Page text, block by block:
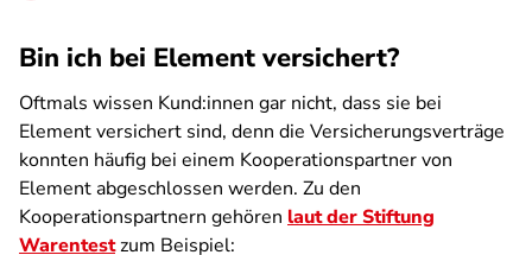
Bin ich bei Element versichert?
Oftmals wissen Kund:innen gar nicht, dass sie bei
Element versichert sind, denn die Versicherungsverträge
konnten häufig bei einem Kooperationspartner von
Element abgeschlossen werden. Zu den
Kooperationspartnern gehören laut der Stiftung
Warentestzum Beispiel: